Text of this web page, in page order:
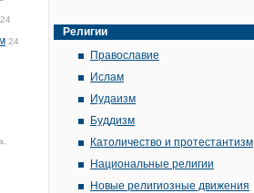
24
Религии
Православие
Ислам
Иудаизм
Буддизм
Католичество и протестантизм
Национальные религии
Новые религиозные движения